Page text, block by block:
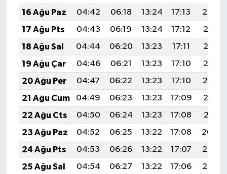
16 Ağu Paz
04:42 06:18 13:24 17:13
20:20
17 Ağu Pts
04:43 06:19 13:24 17:12
20:18
18 Ağu Sal
04:44 06:20 13:23 17:11
20:17
19 Ağu Çar
04:46 06:21 13:23 17:10
20:15
20 Ağu Per
04:47 06:22 13:23 17:10
20:14
21 Ağu Cum
04:49 06:23 13:23 17:09
20:12
22 Ağu Cts
04:50 06:24 13:23 17:08
20:11
23 Ağu Paz
04:52 06:25 13:22 17:08
20:09
24 Ağu Pts
04:53 06:26 13:22 17:07
20:08
25 Ağu Sal
04:54 06:27 13:22 17:06 20:06
SEÇİM 2015
ÇEVRE
BİLİM VE TEKNOLOJİ
YARIŞMALAR
TANITIM
HABERDE İNSAN